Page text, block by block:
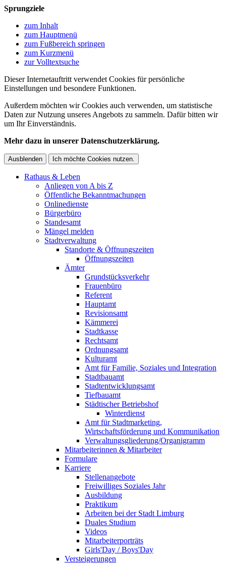
Sprungziele
zum Inhalt
zum Hauptmenü
zum Fußbereich springen
zum Kurzmenü
zur Volltextsuche
Dieser Internetauftritt verwendet Cookies für persönliche
Einstellungen und besondere Funktionen.
Außerdem möchten wir Cookies auch verwenden, um statistische
Daten zur Nutzung unseres Angebots zu sammeln. Dafür bitten wir
um Ihr Einverständnis.
Mehr dazu in unserer Datenschutzerklärung.
Ausblenden Ich möchte Cookies nutzen.
Rathaus & Leben
Anliegen von A bis Z
Öffentliche Bekanntmachungen
Onlinedienste
Bürgerbüro
Standesamt
Mängel melden
Stadtverwaltung
Standorte & Öffnungszeiten
Öffnungszeiten
Ämter
Grundstücksverkehr
Frauenbüro
Referent
Hauptamt
Revisionsamt
Kämmerei
Stadtkasse
Rechtsamt
Ordnungsamt
Kulturamt
Amt für Familie, Soziales und Integration
Stadtbauamt
Stadtentwicklungsamt
Tiefbauamt
Städtischer Betriebshof
Winterdienst
Amt für Stadtmarketing,
Wirtschaftsförderung und Kommunikation
Verwaltungsgliederung/Organigramm
Mitarbeiterinnen & Mitarbeiter
Formulare
Karriere
Stellenangebote
Freiwilliges Soziales Jahr
Ausbildung
Praktikum
Arbeiten bei der Stadt Limburg
Duales Studium
Videos
Mitarbeiterporträts
Girls'Day / Boys'Day
Versteigerungen